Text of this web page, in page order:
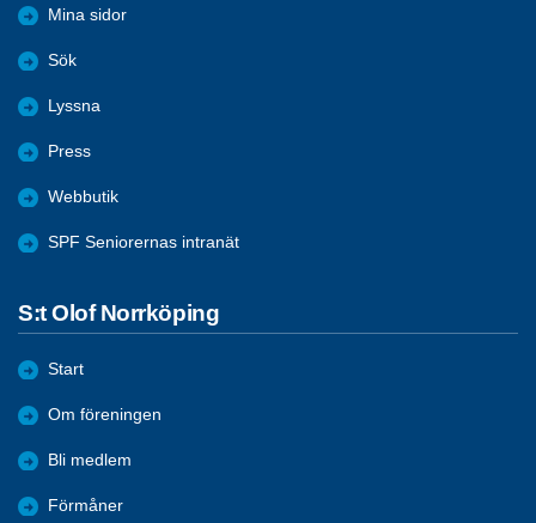
Mina sidor
Sök
Lyssna
Press
Webbutik
SPF Seniorernas intranät
S:t Olof Norrköping
Start
Om föreningen
Bli medlem
Förmåner